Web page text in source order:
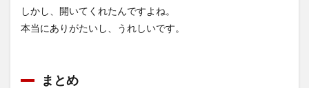
しかし、開いてくれたんですよね。
本当にありがたいし、うれしいです。
まとめ